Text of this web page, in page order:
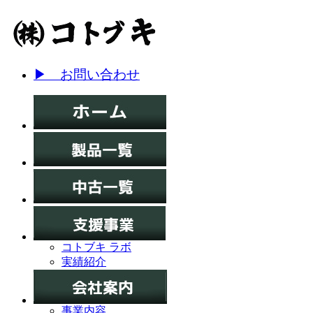
▶ お問い合わせ
コトブキ ラボ
実績紹介
事業内容